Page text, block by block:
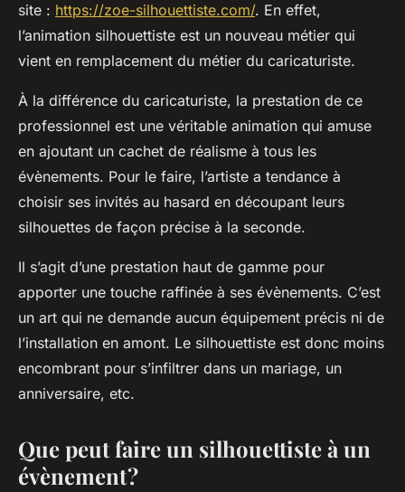
site : https://zoe-silhouettiste.com/. En effet,
l’animation silhouettiste est un nouveau métier qui
vient en remplacement du métier du caricaturiste.
À la différence du caricaturiste, la prestation de ce
professionnel est une véritable animation qui amuse
en ajoutant un cachet de réalisme à tous les
évènements. Pour le faire, l’artiste a tendance à
choisir ses invités au hasard en découpant leurs
silhouettes de façon précise à la seconde.
Il s’agit d’une prestation haut de gamme pour
apporter une touche raffinée à ses évènements. C’est
un art qui ne demande aucun équipement précis ni de
l’installation en amont. Le silhouettiste est donc moins
encombrant pour s’infiltrer dans un mariage, un
anniversaire, etc.
Que peut faire un silhouettiste à un
évènement ?